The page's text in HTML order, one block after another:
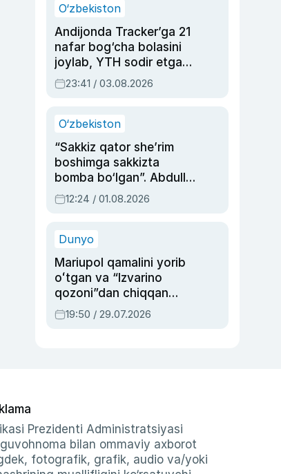
O‘zbekiston
Andijonda Tracker’ga 21
nafar bog‘cha bolasini
joylab, YTH sodir etgan
ayolga sud hukmi o‘qildi
23:41 / 03.08.2026
O‘zbekiston
“Sakkiz qator she’rim
boshimga sakkizta
bomba bo‘lgan”. Abdulla
Oripovni siyosiy
ayblovlardan asrab
12:24 / 01.08.2026
Dunyo
Mariupol qamalini yorib
oʻtgan va “Izvarino
qozoni”dan chiqqan
qahramon — Ukraina
armiyasi bosh
19:50 / 29.07.2026
Prezidenti Administratsiyasi
bilan ommaviy axborot
fotografik, grafik, audio va/yoki